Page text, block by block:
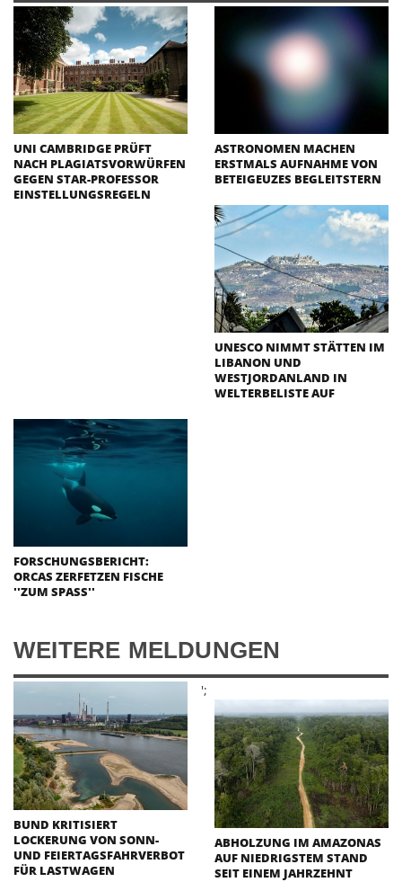
UNI CAMBRIDGE PRÜFT
NACH PLAGIATSVORWÜRFEN
GEGEN STAR-PROFESSOR
EINSTELLUNGSREGELN
ASTRONOMEN MACHEN
ERSTMALS AUFNAHME VON
BETEIGEUZES BEGLEITSTERN
UNESCO NIMMT STÄTTEN IM
LIBANON UND
WESTJORDANLAND IN
WELTERBELISTE AUF
FORSCHUNGSBERICHT:
ORCAS ZERFETZEN FISCHE
''ZUM SPASS''
WEITERE MELDUNGEN
';
BUND KRITISIERT
LOCKERUNG VON SONN-
UND FEIERTAGSFAHRVERBOT
FÜR LASTWAGEN
ABHOLZUNG IM AMAZONAS
AUF NIEDRIGSTEM STAND
SEIT EINEM JAHRZEHNT